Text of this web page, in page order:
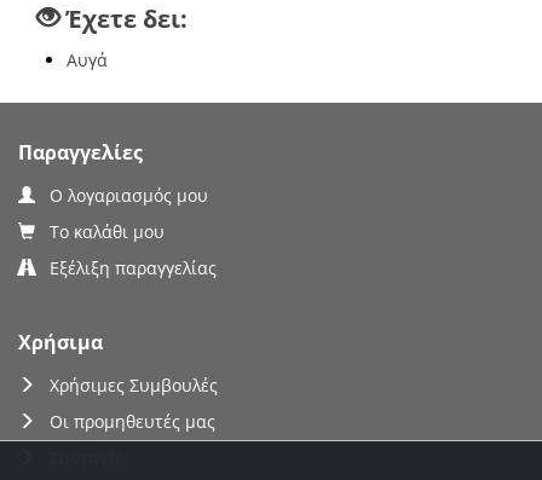
Έχετε δει:
Αυγά
Παραγγελίες
Ο λογαριασμός μου
Το καλάθι μου
Εξέλιξη παραγγελίας
Χρήσιμα
Χρήσιμες Συμβουλές
Οι προμηθευτές μας